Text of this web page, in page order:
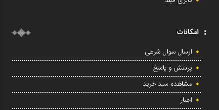
امکانات
ارسال سوال شرعی
پرسش و پاسخ
مشاهده سبد خرید
اخبار